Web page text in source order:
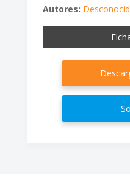
Autores: